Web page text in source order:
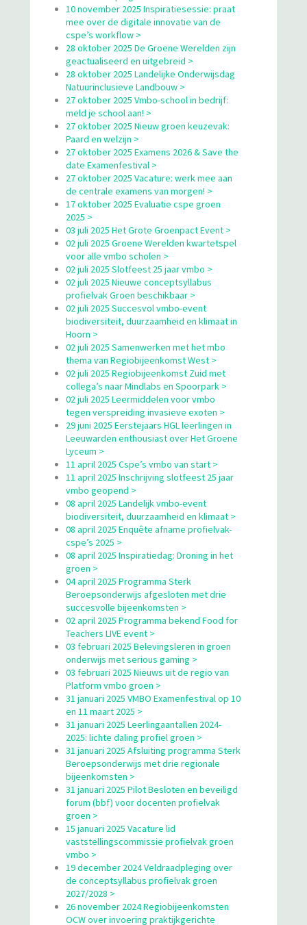
10 november 2025 Inspiratiesessie: praat
mee over de digitale innovatie van de
cspe’s workflow >
28 oktober 2025 De Groene Werelden zijn
geactualiseerd en uitgebreid >
28 oktober 2025 Landelijke Onderwijsdag
Natuurinclusieve Landbouw >
27 oktober 2025 Vmbo-school in bedrijf:
meld je school aan! >
27 oktober 2025 Nieuw groen keuzevak:
Paard en welzijn >
27 oktober 2025 Examens 2026 & Save the
date Examenfestival >
27 oktober 2025 Vacature: werk mee aan
de centrale examens van morgen! >
17 oktober 2025 Evaluatie cspe groen
2025 >
03 juli 2025 Het Grote Groenpact Event >
02 juli 2025 Groene Werelden kwartetspel
voor alle vmbo scholen >
02 juli 2025 Slotfeest 25 jaar vmbo >
02 juli 2025 Nieuwe conceptsyllabus
profielvak Groen beschikbaar >
02 juli 2025 Succesvol vmbo-event
biodiversiteit, duurzaamheid en klimaat in
Hoorn >
02 juli 2025 Samenwerken met het mbo
thema van Regiobijeenkomst West >
02 juli 2025 Regiobijeenkomst Zuid met
collega’s naar Mindlabs en Spoorpark >
02 juli 2025 Leermiddelen voor vmbo
tegen verspreiding invasieve exoten >
29 juni 2025 Eerstejaars HGL leerlingen in
Leeuwarden enthousiast over Het Groene
Lyceum >
11 april 2025 Cspe’s vmbo van start >
11 april 2025 Inschrijving slotfeest 25 jaar
vmbo geopend >
08 april 2025 Landelijk vmbo-event
biodiversiteit, duurzaamheid en klimaat >
08 april 2025 Enquête afname profielvak-
cspe’s 2025 >
08 april 2025 Inspiratiedag: Droning in het
groen >
04 april 2025 Programma Sterk
Beroepsonderwijs afgesloten met drie
succesvolle bijeenkomsten >
02 april 2025 Programma bekend Food for
Teachers LIVE event >
03 februari 2025 Belevingsleren in groen
onderwijs met serious gaming >
03 februari 2025 Nieuws uit de regio van
Platform vmbo groen >
31 januari 2025 VMBO Examenfestival op 10
en 11 maart 2025 >
31 januari 2025 Leerlingaantallen 2024-
2025: lichte daling profiel groen >
31 januari 2025 Afsluiting programma Sterk
Beroepsonderwijs met drie regionale
bijeenkomsten >
31 januari 2025 Pilot Besloten en beveiligd
forum (bbf) voor docenten profielvak
groen >
15 januari 2025 Vacature lid
vaststellingscommissie profielvak groen
vmbo >
19 december 2024 Veldraadpleging over
de conceptsyllabus profielvak groen
2027/2028 >
26 november 2024 Regiobijeenkomsten
OCW over invoering praktijkgerichte